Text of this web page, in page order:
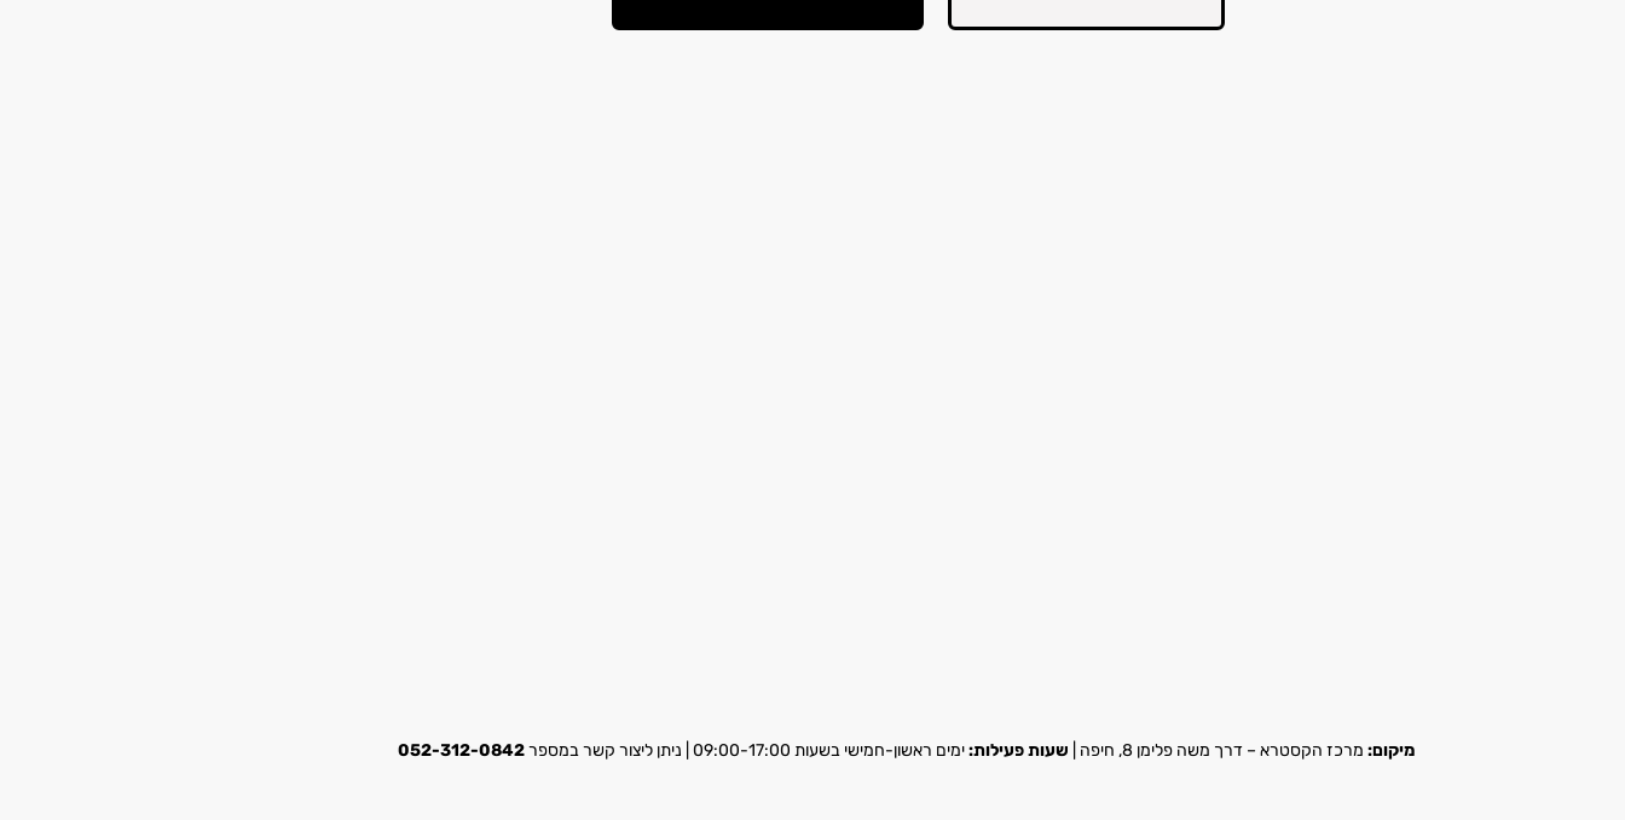
מיקום: מרכז הקסטרא – דרך משה פלימן 8, חיפה | שעות פעילות:ימים ראשון-חמישי בשעות 09:00-17:00 | ניתן ליצור קשר במספר 052-312-0842